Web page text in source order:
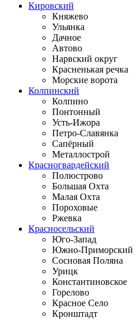
Кировский
Княжево
Ульянка
Дачное
Автово
Нарвский округ
Красненькая речка
Морские ворота
Колпинский
Колпино
Понтонный
Усть-Ижора
Петро-Славянка
Сапёрный
Металлострой
Красногвардейский
Полюстрово
Большая Охта
Малая Охта
Пороховые
Ржевка
Красносельский
Юго-Запад
Южно-Приморский
Сосновая Поляна
Урицк
Константиновское
Горелово
Красное Село
Кронштадт